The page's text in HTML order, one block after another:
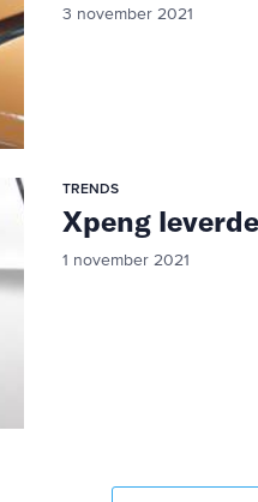
3 november 2021
TRENDS
Xpeng
1 november 2021